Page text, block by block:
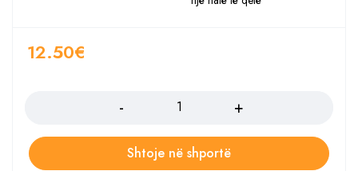
12.50€
Shtoje në shportë